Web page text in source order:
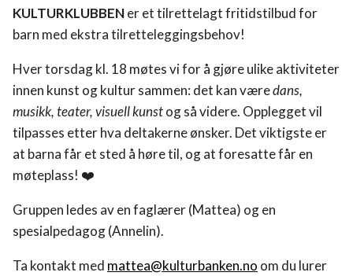
KULTURKLUBBENer et tilrettelagt fritidstilbud for
barn med ekstra tilretteleggingsbehov!
Hver torsdag kl. 18 møtes vi for å gjøre ulike aktiviteter
innen kunst og kultur sammen: det kan væredans,
musikk, teater, visuell kunstog så videre. Opplegget vil
tilpasses etter hva deltakerne ønsker. Det viktigste er
at barna får et sted å høre til, og at foresatte får en
møteplass! ❤️
Gruppen ledes av en faglærer (Mattea) og en
spesialpedagog (Annelin).
Ta kontakt med mattea@kulturbanken.no om du lurer